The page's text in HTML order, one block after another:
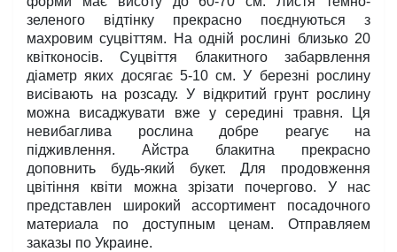
зеленого відтінку прекрасно поєднуються з
махровим суцвіттям. На одній рослині близько 20
квітконосів. Суцвіття блакитного забарвлення
діаметр яких досягає 5-10 см. У березні рослину
висівають на розсаду. У відкритий грунт рослину
можна висаджувати вже у середині травня. Ця
невибаглива рослина добре реагує на
підживлення. Айстра блакитна прекрасно
доповнить будь-який букет. Для продовження
цвітіння квіти можна зрізати почергово. У нас
представлен широкий ассортимент посадочного
материала по доступным ценам. Отправляем
заказы по Украине.